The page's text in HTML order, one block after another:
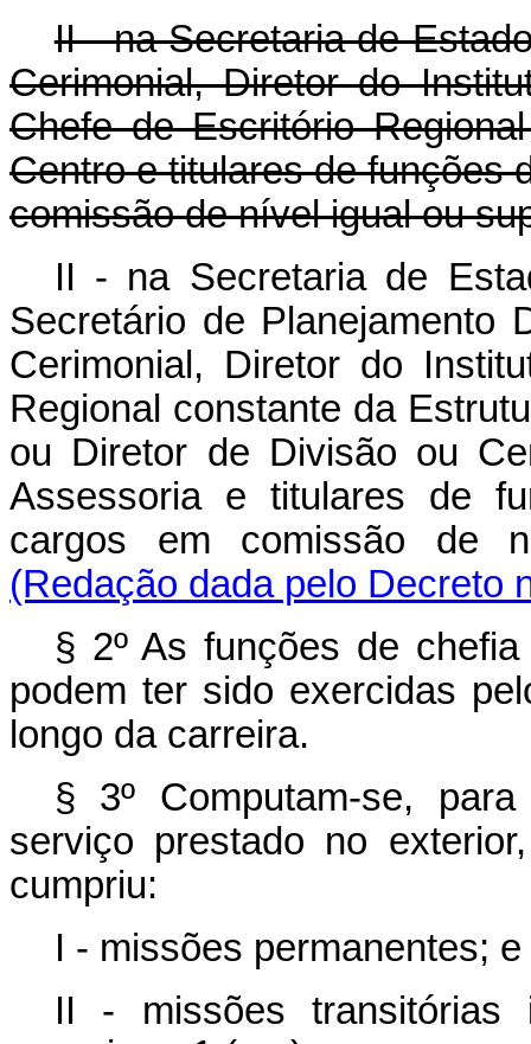
II - na Secretaria de
Cerimonial, Diretor do
Chefe de Escritório
Centro e titulares de funções
comissão de nível igual ou
II - na Secretaria de
Secretário de Planejamento
Cerimonial, Diretor do
Regional constante da
ou Diretor de Divisão ou
Assessoria e titulares de
cargos em comissão de
(Redação dada pelo Decreto
§ 2º As funções de
podem ter sido exercidas
longo da carreira.
§ 3º Computam-se,
serviço prestado no
cumpriu:
I - missões permanentes; e
II - missões transitórias